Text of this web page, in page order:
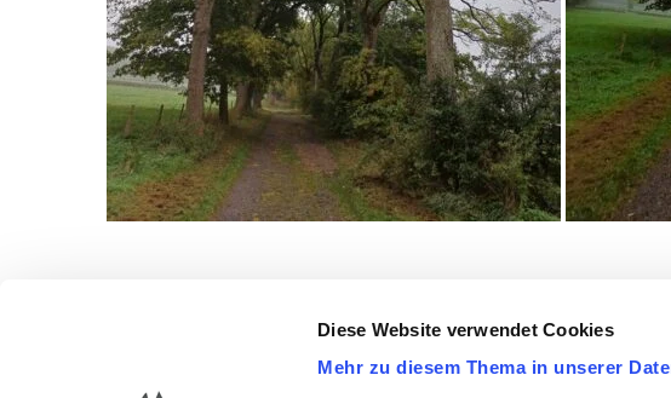
Diese Website verwendet Cookies
Mehr zu diesem Thema in unserer